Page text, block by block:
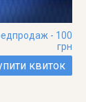
- 100
грн
квиток